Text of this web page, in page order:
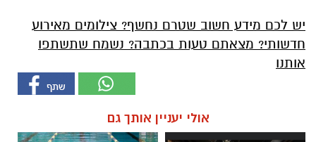
יש לכם מידע חשוב שטרם נחשף? צילומים מאירוע
חדשותי? מצאתם טעות בכתבה? נשמח שתשתפו
אותנו
אולי יעניין אותך גם